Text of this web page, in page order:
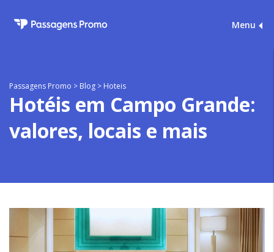
Menu
Passagens Promo > Blog > Hoteis
Hotéis em Campo Grande:
valores, locais e mais